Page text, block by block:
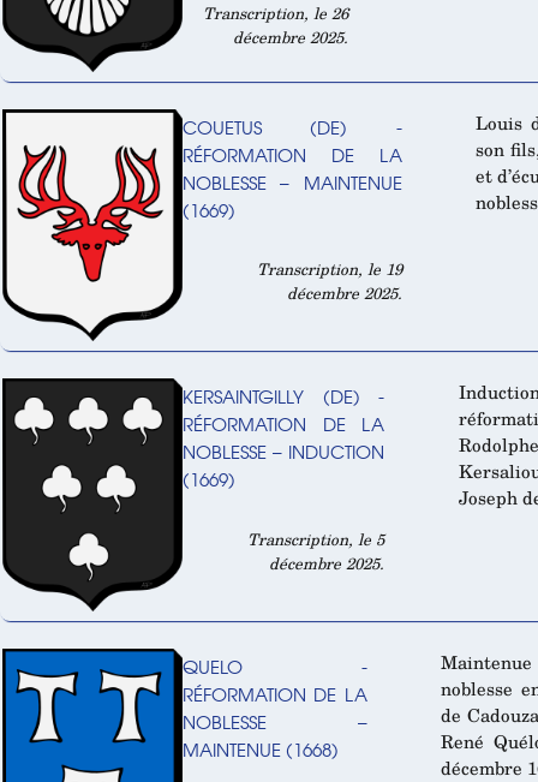
Transcription, le 26
décembre 2025.
COUETUS (DE) -
RÉFORMATION DE LA
NOBLESSE – MAINTENUE
(1669)
Transcription, le 19
décembre 2025.
Louis
son
et
KERSAINTGILLY (DE) -
RÉFORMATION DE LA
NOBLESSE – INDUCTION
(1669)
Transcription, le 5
décembre 2025.
Joseph
QUELO -
RÉFORMATION DE LA
NOBLESSE –
MAINTENUE (1668)
noblesse
de
René
décembre